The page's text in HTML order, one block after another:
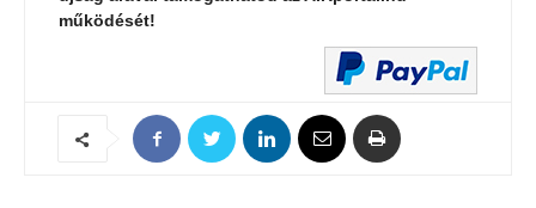
működését!